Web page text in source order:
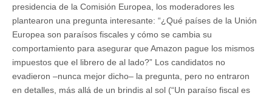
presidencia de la Comisión Europea, los moderadores les
plantearon una pregunta interesante: “¿Qué países de la Unión
Europea son paraísos fiscales y cómo se cambia su
comportamiento para asegurar que Amazon pague los mismos
impuestos que el librero de al lado?” Los candidatos no
evadieron –nunca mejor dicho– la pregunta, pero no entraron
en detalles, más allá de un brindis al sol (“Un paraíso fiscal es